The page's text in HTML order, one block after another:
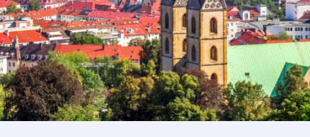
Städte
Anlässe